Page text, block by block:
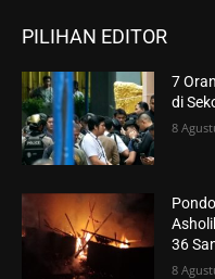
PILIHAN EDITOR
7
di
8
36
8